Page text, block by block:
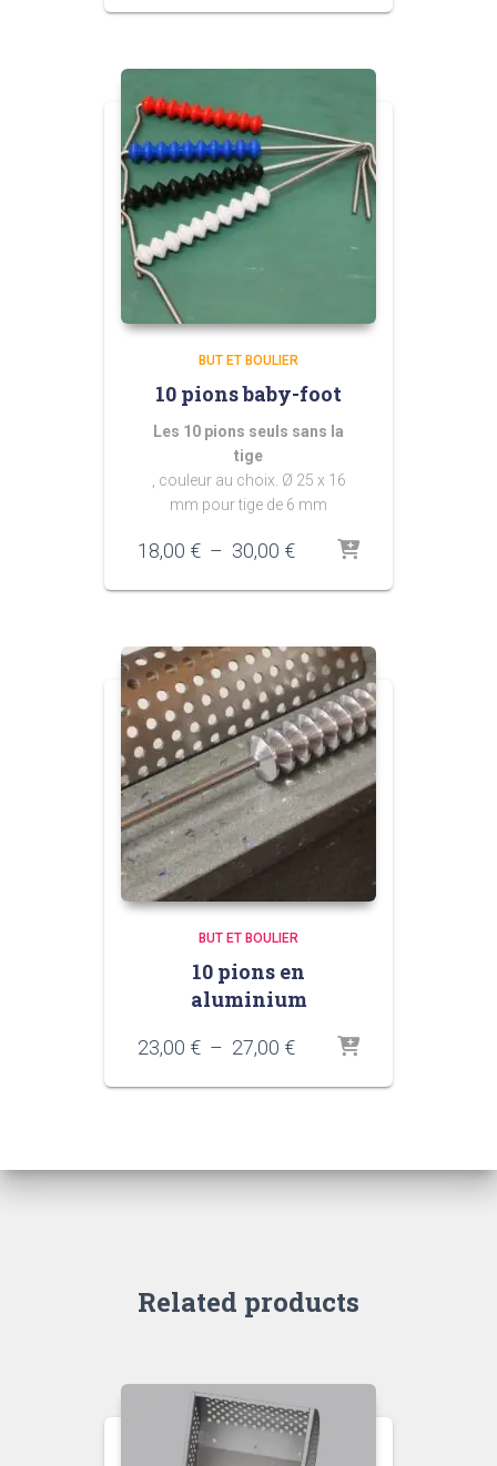
prix :
à
BUT ET BOULIER
10 pions baby-foot
Les 10 pions seuls sans la
tige
, couleur au choix. Ø 25 x 16
mm pour tige de 6 mm
18,00 € – 30,00 €Plage
prix :
à
30,00 €
BUT ET BOULIER
10 pions en
aluminium
23,00 € – 27,00 €Plage
prix :
Related products